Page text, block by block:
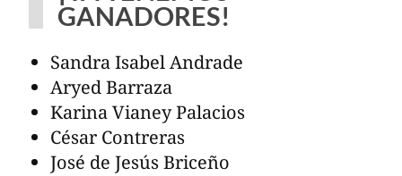
GANADORES!
Sandra Isabel Andrade
Aryed Barraza
Karina Vianey Palacios
César Contreras
José de Jesús Briceño